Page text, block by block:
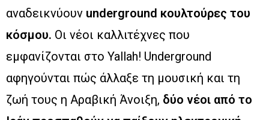
αναδεικνύουν underground κουλτούρες του
κόσμου. Οι νέοι καλλιτέχνες που
εμφανίζονται στο Yallah! Underground
αφηγούνται πώς άλλαξε τη μουσική και τη
ζωή τους η Αραβική Άνοιξη, δύο νέοι από το